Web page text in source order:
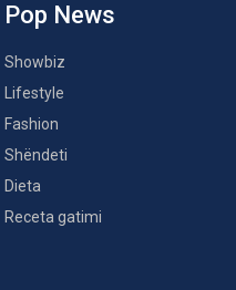
Pop News
Showbiz
Lifestyle
Fashion
Shëndeti
Dieta
Receta gatimi